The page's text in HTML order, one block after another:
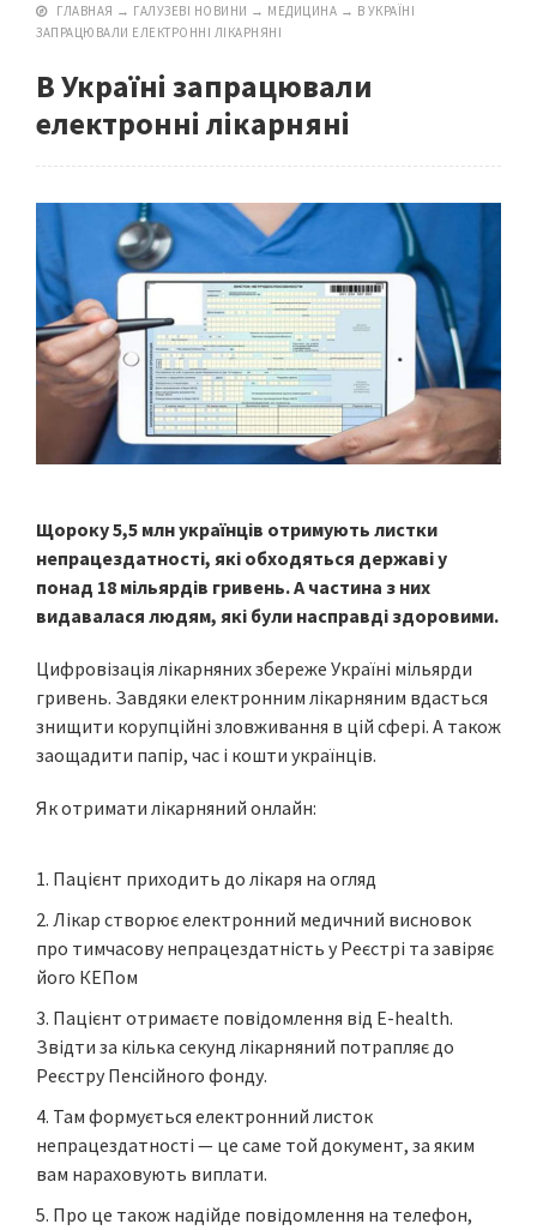
ГЛАВНАЯ → ГАЛУЗЕВІ НОВИНИ → МЕДИЦИНА → В УКРАЇНІ
ЗАПРАЦЮВАЛИ ЕЛЕКТРОННІ ЛІКАРНЯНІ
В Україні запрацювали
електронні лікарняні
Щороку 5,5 млн українців отримують листки
непрацездатності, які обходяться державі у
понад 18 мільярдів гривень. А частина з них
видавалася людям, які були насправді здоровими.
Цифровізація лікарняних збереже Україні мільярди
гривень. Завдяки електронним лікарняним вдасться
знищити корупційні зловживання в цій сфері. А також
заощадити папір, час і кошти українців.
Як отримати лікарняний онлайн:
Пацієнт приходить до лікаря на огляд
Лікар створює електронний медичний висновок
про тимчасову непрацездатність у Реєстрі та завіряє
його КЕПом
Пацієнт отримаєте повідомлення від E-health.
Звідти за кілька секунд лікарняний потрапляє до
Реєстру Пенсійного фонду.
Там формується електронний листок
непрацездатності — це саме той документ, за яким
вам нараховують виплати.
Про це також надійде повідомлення на телефон,